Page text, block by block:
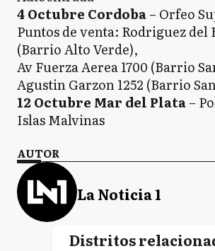
4 Octubre Cordoba– Orfeo
Puntos de venta: Rodriguez del
(Barrio Alto Verde),
Av Fuerza Aerea 1700 (Barrio
Agustin Garzon 1252 (Barrio
12 Octubre Mar del Plata–
Islas Malvinas
AUTOR
La Noticia 1
Distritos